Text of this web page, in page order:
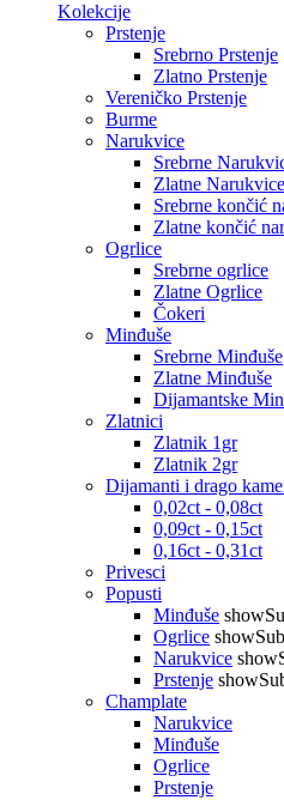
Kolekcije
Prstenje
Srebrno Prstenje
Zlatno Prstenje
Vereničko Prstenje
Burme
Narukvice
Srebrne
Zlatne Narukvice
Srebrne končić
Zlatne končić
Ogrlice
Srebrne ogrlice
Zlatne Ogrlice
Čokeri
Minđuše
Srebrne Minđuše
Zlatne Minđuše
Dijamantske
Zlatnici
Zlatnik 1gr
Zlatnik 2gr
Dijamanti i drago
0,02ct - 0,08ct
0,09ct - 0,15ct
0,16ct - 0,31ct
Privesci
Popusti
Minđuše
Ogrlice
Narukvice
Prstenje
Champlate
Narukvice
Minđuše
Ogrlice
Prstenje